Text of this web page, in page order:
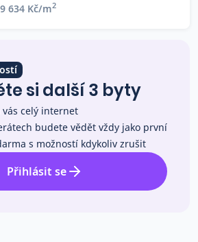
634 Kč/m2
si další 3 byty
vás celý internet
budete vědět vždy jako první
s možností kdykoliv zrušit
Přihlásit se